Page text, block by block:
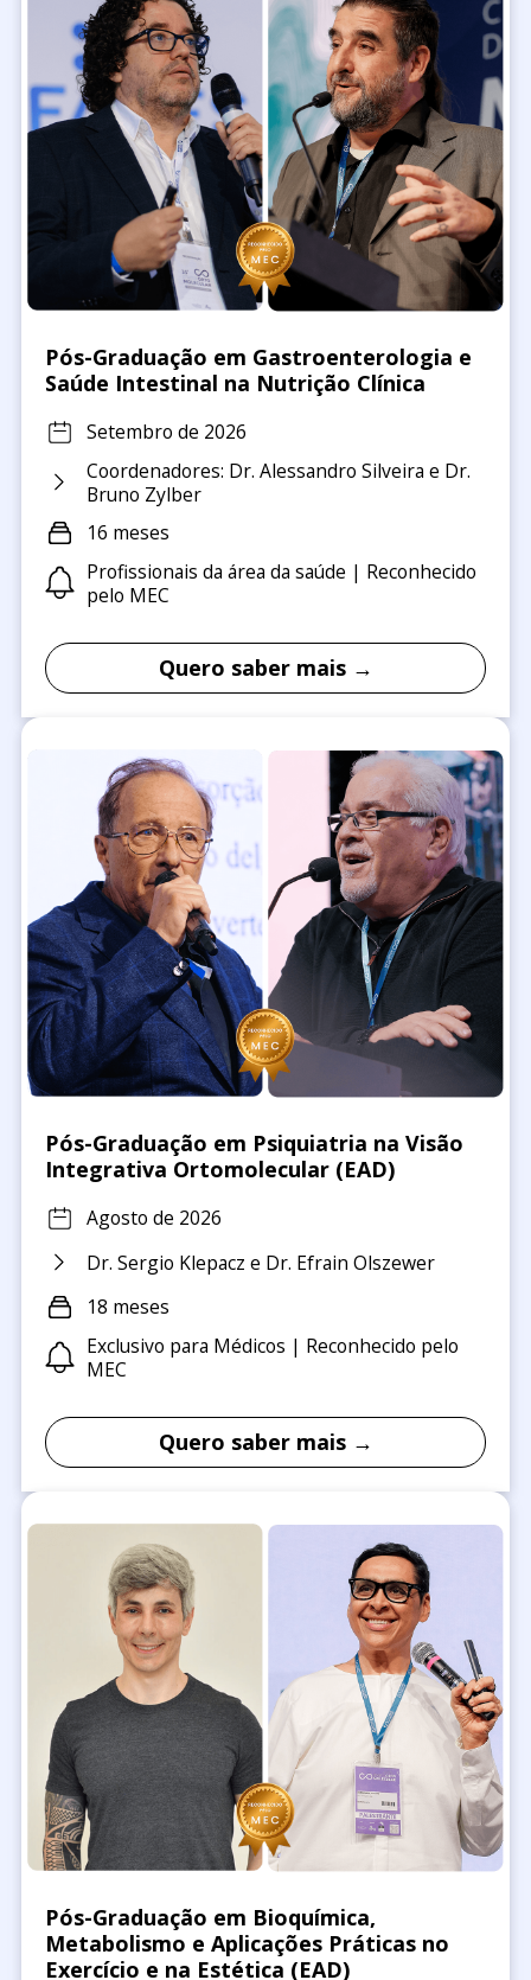
Pós-Graduação em Gastroenterologia e
Saúde Intestinal na Nutrição Clínica
Setembro de 2026
Coordenadores: Dr. Alessandro Silveira e Dr.
Bruno Zylber
16 meses
Profissionais da área da saúde | Reconhecido
pelo MEC
Quero saber mais →
Pós-Graduação em Psiquiatria na Visão
Integrativa Ortomolecular (EAD)
Agosto de 2026
Dr. Sergio Klepacz e Dr. Efrain Olszewer
18 meses
Exclusivo para Médicos | Reconhecido pelo
MEC
Quero saber mais →
Pós-Graduação em Bioquímica,
Metabolismo e Aplicações Práticas no
Exercício e na Estética (EAD)